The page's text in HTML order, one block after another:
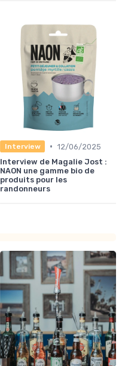
Interview • 12/06/2025
Interview de Magalie Jost :
NAON une gamme bio de
produits pour les
randonneurs